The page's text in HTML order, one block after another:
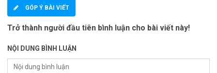
GÓP Ý BÀI VIẾT
Trở thành người đầu tiên bình luận cho bài viết này!
NỘI DUNG BÌNH LUẬN